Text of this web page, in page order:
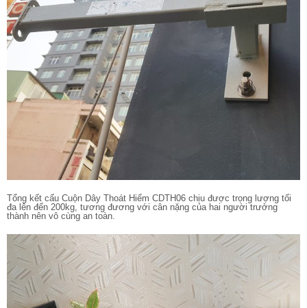
Tổng kết cấu Cuộn Dây Thoát Hiểm CDTH06 chịu được trọng lượng tối
đa lên đến 200kg, tương đương với cân nặng của hai người trưởng
thành nên vô cùng an toàn.